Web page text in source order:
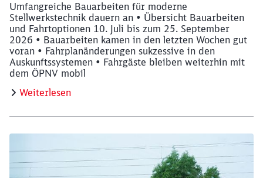
Umfangreiche Bauarbeiten für moderne
Stellwerkstechnik dauern an • Übersicht Bauarbeiten
und Fahrtoptionen 10. Juli bis zum 25. September
2026 • Bauarbeiten kamen in den letzten Wochen gut
voran • Fahrplanänderungen sukzessive in den
Auskunftssystemen • Fahrgäste bleiben weiterhin mit
dem ÖPNV mobil
Weiterlesen